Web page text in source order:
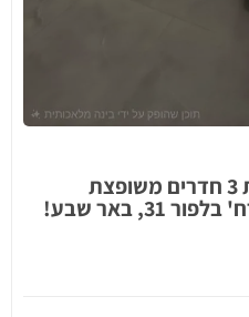
למכירה בבלעדיות – דירת 3 חדרים משופצת